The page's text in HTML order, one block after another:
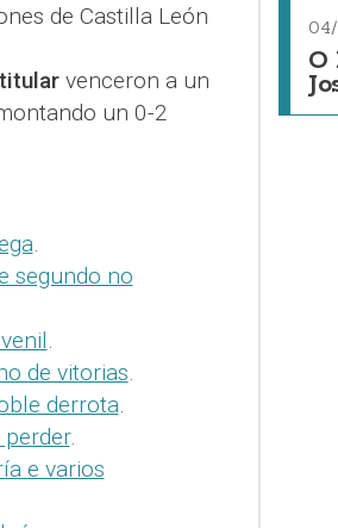
de Castilla León
venceron a un
un 0-2
.
segundo no
.
de vitorias.
derrota.
.
e varios
O